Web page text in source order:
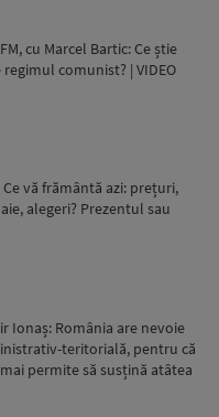
cu Marcel Bartic: Ce știe
comunist? | VIDEO
vă frământă azi: prețuri,
alegeri? Prezentul sau
Ionaș: România are nevoie
teritorială, pentru că
permite să susțină atâtea